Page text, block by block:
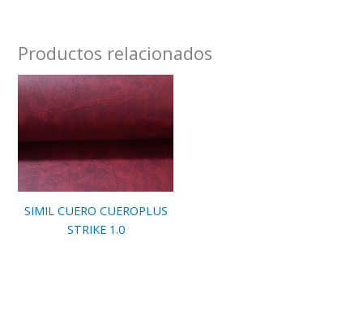
Productos relacionados
SIMIL CUERO CUEROPLUS
STRIKE 1.0